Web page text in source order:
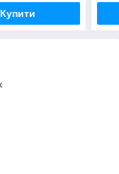
Купити